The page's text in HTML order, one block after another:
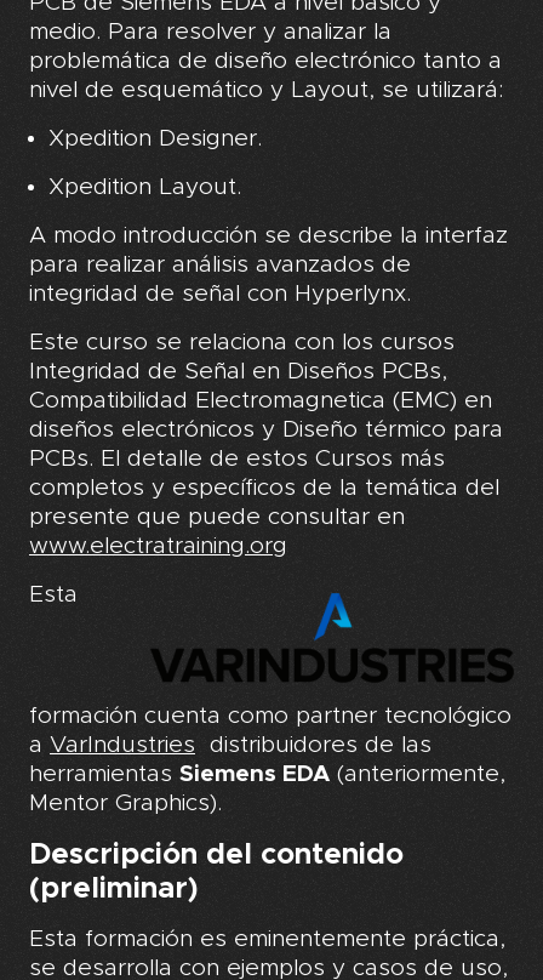
medio. Para resolver y analizar la
problemática de diseño electrónico tanto a
nivel de esquemático y Layout, se utilizará:
Xpedition Designer.
Xpedition Layout.
A modo introducción se describe la interfaz
para realizar análisis avanzados de
integridad de señal con Hyperlynx.
Este curso se relaciona con los cursos
Integridad de Señal en Diseños PCBs,
Compatibilidad Electromagnetica (EMC) en
diseños electrónicos y Diseño térmico para
PCBs. El detalle de estos Cursos más
completos y específicos de la temática del
presente que puede consultar en
www.electratraining.org
Esta
formación cuenta como partner tecnológico
a VarIndustries distribuidores de las
herramientas Siemens EDA (anteriormente,
Mentor Graphics).
Descripción del contenido
(preliminar)
Esta formación es eminentemente práctica,
se desarrolla con ejemplos y casos de uso,